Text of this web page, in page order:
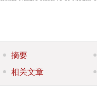
摘要
相关文章